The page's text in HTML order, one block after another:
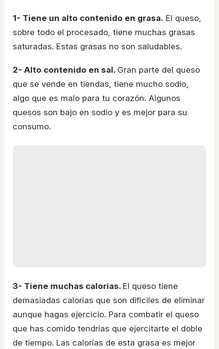
1- Tiene un alto contenido en grasa. El queso,
sobre todo el procesado, tiene muchas grasas
saturadas. Estas grasas no son saludables.
2- Alto contenido en sal. Gran parte del queso
que se vende en tiendas, tiene mucho sodio,
algo que es malo para tu corazón. Algunos
quesos son bajo en sodio y es mejor para su
consumo.
3- Tiene muchas calorías. El queso tiene
demasiadas calorías que son difíciles de eliminar
aunque hagas ejercicio. Para combatir el queso
que has comido tendrías que ejercitarte el doble
de tiempo. Las calorías de esta grasa es mejor